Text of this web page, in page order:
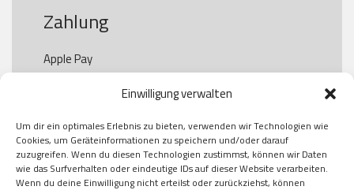
Einwilligung verwalten
Um dir ein optimales Erlebnis zu bieten, verwenden wir Technologien wie
Cookies, um Geräteinformationen zu speichern und/oder darauf
zuzugreifen. Wenn du diesen Technologien zustimmst, können wir Daten
wie das Surfverhalten oder eindeutige IDs auf dieser Website verarbeiten.
Wenn du deine Einwilligung nicht erteilst oder zurückziehst, können
Zahlung
Apple Pay
Paypal
Kauf auf Rechung
Klarna
American Express